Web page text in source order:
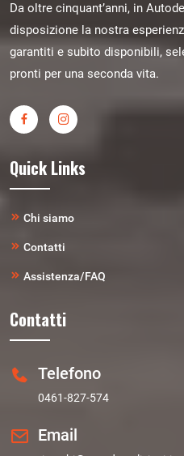
Da oltre cinquant’anni, in
disposizione la nostra
garantiti e subito disponibili,
pronti per una seconda vita.
Quick Links
Chi siamo
Contatti
Assistenza/FAQ
Contatti
Telefono
0461-827-574
Email